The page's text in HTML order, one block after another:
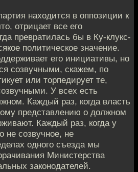
находится в оппозиции к
отрицает все его
превратилась бы в Ку-клукс-
политическое значение.
его инициативы, но
созвучными, скажем, по
или торпедирует те,
У всех есть
Каждый раз, когда власть
представлению о должном
Каждый раз, когда у
не созвучное, не
одного съезда мы
Министерства
законодателей.